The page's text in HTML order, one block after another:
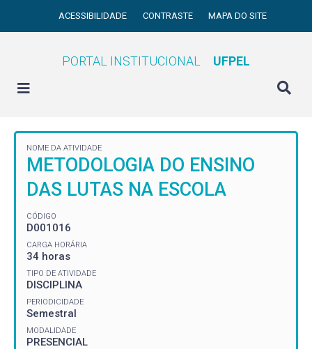
ACESSIBILIDADE CONTRASTE MAPA DO SITE
PORTAL INSTITUCIONAL UFPEL
NOME DA ATIVIDADE
METODOLOGIA DO ENSINO
DAS LUTAS NA ESCOLA
CÓDIGO
D001016
CARGA HORÁRIA
34 horas
TIPO DE ATIVIDADE
DISCIPLINA
PERIODICIDADE
Semestral
MODALIDADE
PRESENCIAL